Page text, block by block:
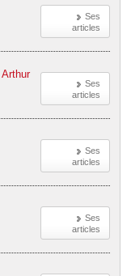
Ses
articles
Ses
articles
Ses
articles
Ses
articles